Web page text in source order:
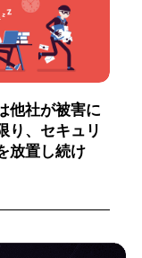
他社が被害に
り、セキュリ
放置し続け